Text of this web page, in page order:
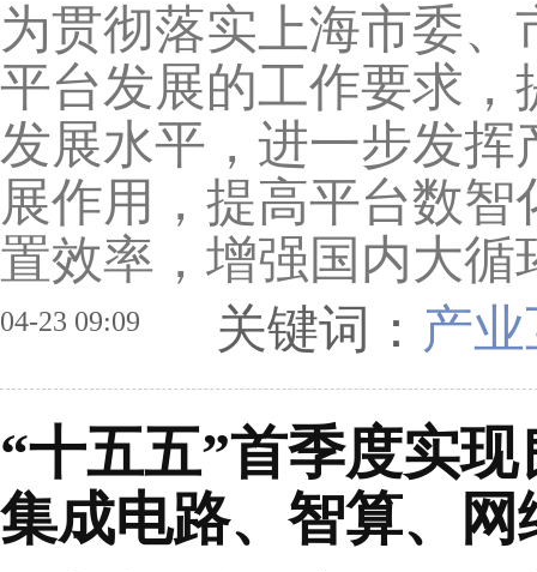
为贯彻落实上海市委
平台发展的工作要求
发展水平，进一步发
展作用，提高平台数
置效率，增强国内大循
04-23 09:09 关键词： 产
“十五五”首季度实
集成电路、智算、